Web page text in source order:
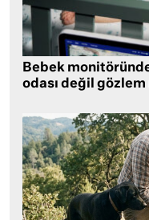
Bebek
odası değil